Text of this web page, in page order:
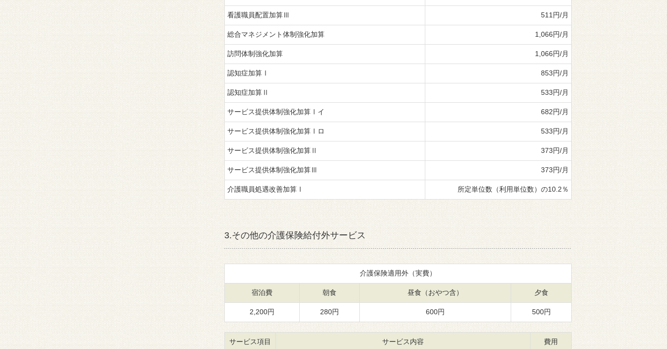
看護職員配置加算Ⅲ 511円/月
総合マネジメント体制強化加算 1,066円/月
訪問体制強化加算 1,066円/月
認知症加算Ⅰ 853円/月
認知症加算Ⅱ 533円/月
サービス提供体制強化加算Ⅰイ 682円/月
サービス提供体制強化加算Ⅰロ 533円/月
サービス提供体制強化加算Ⅱ 373円/月
サービス提供体制強化加算Ⅲ 373円/月
介護職員処遇改善加算Ⅰ 所定単位数（利用単位数）の10.2％
3.その他の介護保険給付外サービス
介護保険適用外（実費）
宿泊費 朝食 昼食（おやつ含） 夕食
2,200円 280円 600円 500円
サービス項目 サービス内容 費用